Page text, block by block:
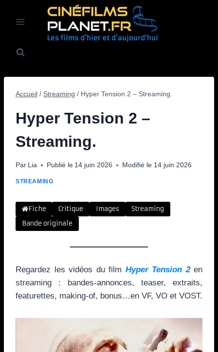
Accueil / Streaming / Hyper Tension 2 – Streaming.
Hyper Tension 2 –
Streaming.
Par Lia Publié le 14 juin 2026 Modifié le 14 juin 2026
STREAMING
Fiche Critique Images
Streaming
Bande originale
Regardez les vidéos du film Hyper Tension 2en
streaming : bandes-annonces, teaser, extraits,
featurettes, making-of, bonus…en VF, VO et VOST.